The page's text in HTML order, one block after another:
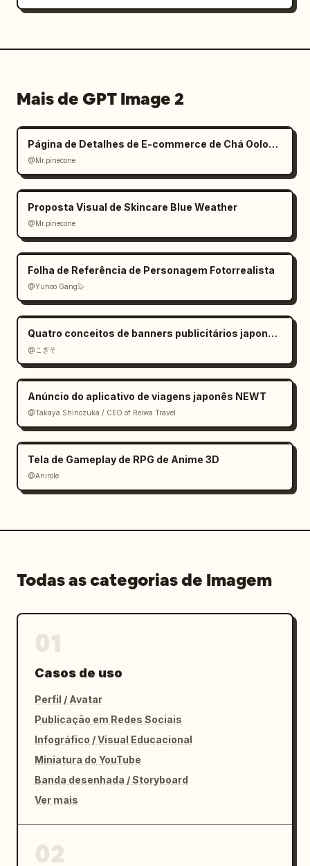
Mais de GPT Image 2
Página de Detalhes de E-commerce de Chá Oolong Estilo Zen
@Mr.pinecone
Proposta Visual de Skincare Blue Weather
@Mr.pinecone
Folha de Referência de Personagem Fotorrealista
@Yuhoo Gang🦭
Quatro conceitos de banners publicitários japoneses
@こぎそ
Anúncio do aplicativo de viagens japonês NEWT
@Takaya Shinozuka / CEO of Reiwa Travel
Tela de Gameplay de RPG de Anime 3D
@Anirole
Todas as categorias de Imagem
Casos de uso
Perfil / Avatar
Publicação em Redes Sociais
Infográfico / Visual Educacional
Miniatura do YouTube
Banda desenhada / Storyboard
Ver mais